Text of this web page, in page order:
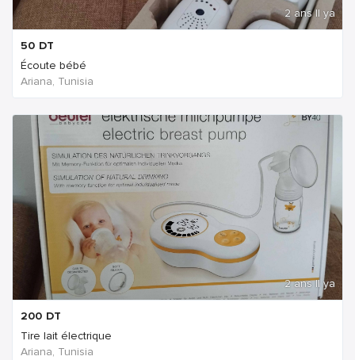
2 ans Il ya
50 DT
Écoute bébé
Ariana, Tunisia
2 ans Il ya
200 DT
Tire lait électrique
Ariana, Tunisia